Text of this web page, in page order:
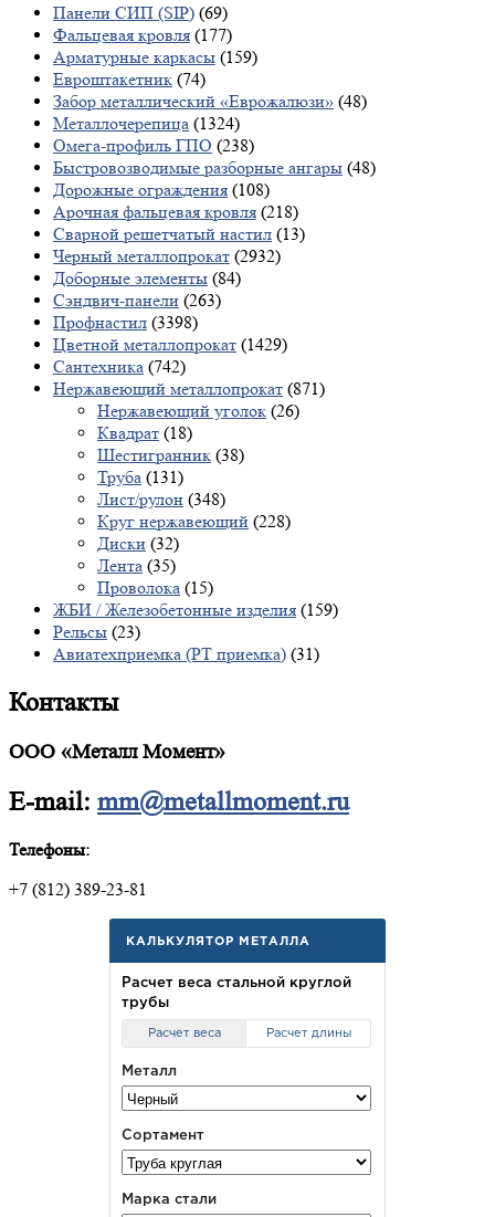
Панели СИП (SIP) (69)
Фальцевая кровля (177)
Арматурные каркасы (159)
Евроштакетник (74)
Забор металлический «Еврожалюзи» (48)
Металлочерепица (1324)
Омега-профиль ГПО (238)
Быстровозводимые разборные ангары (48)
Дорожные ограждения (108)
Арочная фальцевая кровля (218)
Сварной решетчатый настил (13)
Черный металлопрокат (2932)
Доборные элементы (84)
Сэндвич-панели (263)
Профнастил (3398)
Цветной металлопрокат (1429)
Сантехника (742)
Нержавеющий металлопрокат (871)
Нержавеющий уголок (26)
Квадрат (18)
Шестигранник (38)
Труба (131)
Лист/рулон (348)
Круг нержавеющий (228)
Диски (32)
Лента (35)
Проволока (15)
ЖБИ / Железобетонные изделия (159)
Рельсы (23)
Авиатехприемка (РТ приемка) (31)
Контакты
ООО «Металл Момент»
E-mail: mm@metallmoment.ru
Телефоны:
+7 (812) 389-23-81